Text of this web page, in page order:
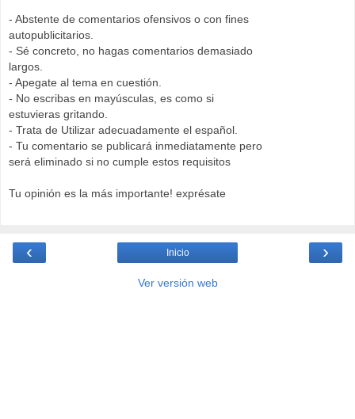
- Abstente de comentarios ofensivos o con fines
autopublicitarios.
- Sé concreto, no hagas comentarios demasiado
largos.
- Apegate al tema en cuestión.
- No escribas en mayúsculas, es como si
estuvieras gritando.
- Trata de Utilizar adecuadamente el español.
- Tu comentario se publicará inmediatamente pero
será eliminado si no cumple estos requisitos
Tu opinión es la más importante! exprésate
‹ ›
Inicio
Ver versión web